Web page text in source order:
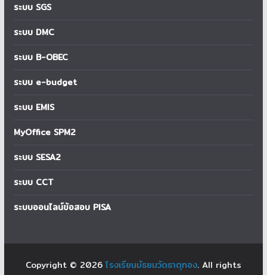
ระบบ SGS
ระบบ DMC
ระบบ B-OBEC
ระบบ e-budget
ระบบ EMIS
MyOffice SPM2
ระบบ SESA2
ระบบ CCT
ระบบออนไลน์ข้อสอบ PISA
Copyright © 2026 โรงเรียนมัธยมวัดธาตุทอง. All rights